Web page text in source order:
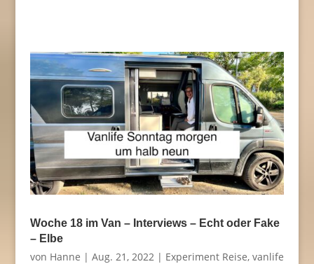
Woche 18 im Van – Interviews – Echt oder Fake
– Elbe
von Hanne | Aug. 21, 2022| Experiment Reise, vanlife